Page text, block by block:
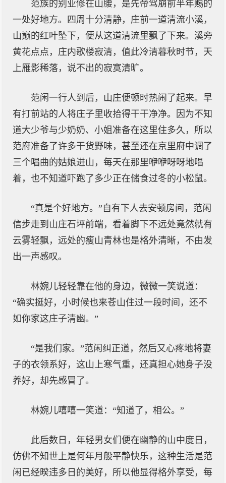
范族的别业修在山腰，是先帝驾崩前半年赐的
一处好地方。四周十分清静，庄前一道清流小溪，
山巅的红叶坠下，便从这道清流里飘了下来。溪旁
黄花点点，庄内歌楼寂清，值此冷清暮秋时节，天
上雁影稀落，说不出的寂寞清旷。
范闲一行人到后，山庄便顿时热闹了起来。早
有打前站的人将庄子里收拾得干干净净。因为不知
道大少爷与少奶奶、小姐准备在这里住多久，所以
范府准备了许多干货野味，甚至还在京里府中调了
三个唱曲的姑娘进山，每天在那里咿咿呀呀地唱
着，也不知道吓跑了多少正在储食过冬的小松鼠。
“真是个好地方。”自有下人去安顿房间，范闲
信步走到山庄石坪前端，看着脚下不远处竟然就有
云雾轻飘，远处的瘦山青林也是格外清晰，不由发
出一声感叹。
林婉儿轻轻靠在他的身边，微微一笑说道：
“确实挺好，小时候也来苍山住过一段时间，还不
如你家这庄子清幽。”
“是我们家。”范闲纠正道，然后又心疼地将妻
子的衣领系好，这山上寒气重，还真担心她身子没
养好，却先感冒了。
林婉儿嘻嘻一笑道：“知道了，相公。”
此后数日，年轻男女们便在幽静的山中度日，
仿佛不知世上是何年月般平静快乐，这种生活是范
闲已经暌违多日的美好，所以他显得格外享受，每